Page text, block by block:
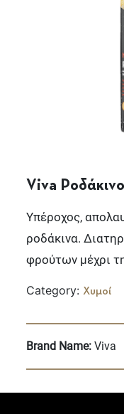
Viva
Υπέροχος,
ροδάκινα.
φρούτων μέχρι
Category:Χυμοί
Brand Name:Viva